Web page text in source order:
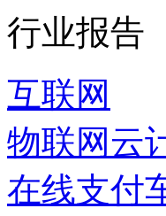
行业报告
互联网
物联网 云
在线支付